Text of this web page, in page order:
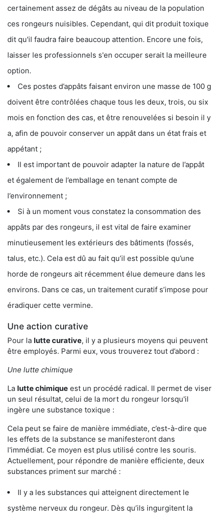
certainement assez de dégâts au niveau de la population
ces rongeurs nuisibles. Cependant, qui dit produit toxique
dit qu'il faudra faire beaucoup attention. Encore une fois,
laisser les professionnels s'en occuper serait la meilleure
option.
Ces postes d’appâts faisant environ une masse de 100 g
doivent être contrôlées chaque tous les deux, trois, ou six
mois en fonction des cas, et être renouvelées si besoin il y
a, afin de pouvoir conserver un appât dans un état frais et
appétant ;
Il est important de pouvoir adapter la nature de l’appât
et également de l’emballage en tenant compte de
l’environnement ;
Si à un moment vous constatez la consommation des
appâts par des rongeurs, il est vital de faire examiner
minutieusement les extérieurs des bâtiments (fossés,
talus, etc.). Cela est dû au fait qu’il est possible qu’une
horde de rongeurs ait récemment élue demeure dans les
environs. Dans ce cas, un traitement curatif s’impose pour
éradiquer cette vermine.
Une action curative
Pour la lutte curative, il y a plusieurs moyens qui peuvent
être employés. Parmi eux, vous trouverez tout d’abord :
Une lutte chimique
La lutte chimique est un procédé radical. Il permet de viser
un seul résultat, celui de la mort du rongeur lorsqu'il
ingère une substance toxique :
Cela peut se faire de manière immédiate, c’est-à-dire que
les effets de la substance se manifesteront dans
l'immédiat. Ce moyen est plus utilisé contre les souris.
Actuellement, pour répondre de manière efficiente, deux
substances priment sur marché :
Il y a les substances qui atteignent directement le
système nerveux du rongeur. Dès qu’ils ingurgitent la